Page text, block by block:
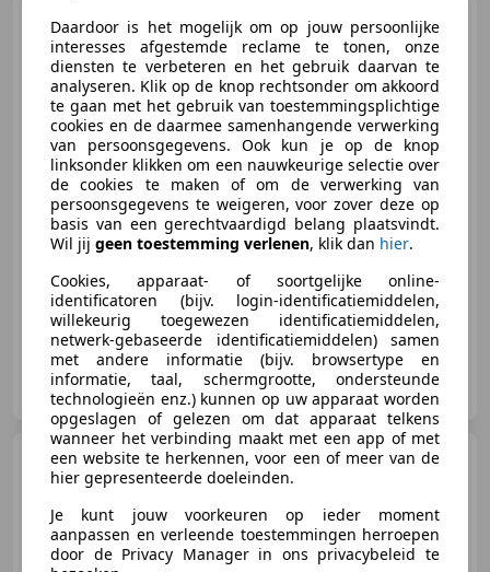
Fiat 500 1.0 Hybrid Launch
Edition
€ 10.995
09/2020 65.250 km
Elektro/Benzine
Autobedrijf Versteeg
NL-3888 LT Uddel
Mazda 2 1.4 Exclusive Airco!
Daardoor is het mogelijk om op jouw persoonlijke
interesses afgestemde reclame te tonen, onze
diensten te verbeteren en het gebruik daarvan te
analyseren. Klik op de knop rechtsonder om akkoord
te gaan met het gebruik van toestemmingsplichtige
cookies en de daarmee samenhangende verwerking
van persoonsgegevens. Ook kun je op de knop
linksonder klikken om een nauwkeurige selectie over
de cookies te maken of om de verwerking van
persoonsgegevens te weigeren, voor zover deze op
basis van een gerechtvaardigd belang plaatsvindt.
Wil jij geen toestemming verlenen, klik dan hier.
Cookies, apparaat- of soortgelijke online-
identificatoren (bijv. login-identificatiemiddelen,
willekeurig toegewezen identificatiemiddelen,
netwerk-gebaseerde identificatiemiddelen) samen
met andere informatie (bijv. browsertype en
informatie, taal, schermgrootte, ondersteunde
technologieën enz.) kunnen op uw apparaat worden
opgeslagen of gelezen om dat apparaat telkens
wanneer het verbinding maakt met een app of met
een website te herkennen, voor een of meer van de
hier gepresenteerde doeleinden.
Je kunt jouw voorkeuren op ieder moment
aanpassen en verleende toestemmingen herroepen
door de Privacy Manager in ons privacybeleid te